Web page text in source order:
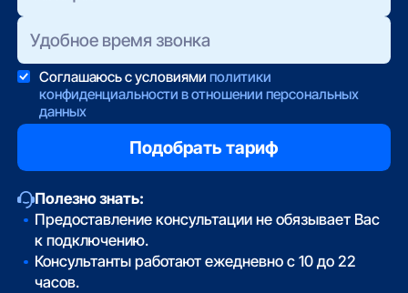
Соглашаюсь с условиями политики
конфиденциальности в отношении персональных
данных
Полезно знать:
Предоставление консультации не обязывает Вас
к подключению.
Консультанты работают ежедневно с 10 до 22
часов.